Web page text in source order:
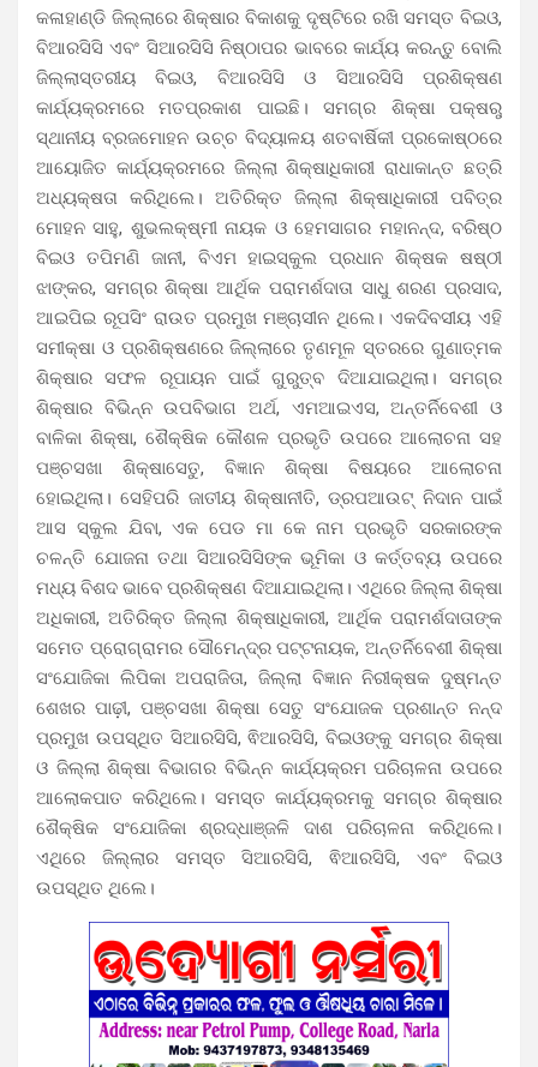
କଳାହାଣ୍ଡି ଜିଲ୍ଲାରେ ଶିକ୍ଷାର ବିକାଶକୁ ଦୃଷ୍ଟିରେ ରଖି ସମସ୍ତ ବିଇଓ,
ବିଆରସିସି ଏବଂ ସିଆରସିସି ନିଷ୍ଠାପର ଭାବରେ କାର୍ଯ୍ୟ କରନ୍ତୁ ବୋଲି
ଜିଲ୍ଲାସ୍ତରୀୟ ବିଇଓ, ବିଆରସିସି ଓ ସିଆରସିସି ପ୍ରଶିକ୍ଷଣ
କାର୍ଯ୍ୟକ୍ରମରେ ମତପ୍ରକାଶ ପାଇଛି। ସମଗ୍ର ଶିକ୍ଷା ପକ୍ଷରୁ
ସ୍ଥାନୀୟ ବ୍ରଜମୋହନ ଉଚ୍ଚ ବିଦ୍ୟାଳୟ ଶତବାର୍ଷିକୀ ପ୍ରକୋଷ୍ଠରେ
ଆୟୋଜିତ କାର୍ଯ୍ୟକ୍ରମରେ ଜିଲ୍ଲା ଶିକ୍ଷାଧିକାରୀ ରାଧାକାନ୍ତ ଛତ୍ରି
ଅଧ୍ୟକ୍ଷତା କରିଥିଲେ। ଅତିରିକ୍ତ ଜିଲ୍ଲା ଶିକ୍ଷାଧିକାରୀ ପବିତ୍ର
ମୋହନ ସାହୁ, ଶୁଭଲକ୍ଷ୍ମୀ ନାୟକ ଓ ହେମସାଗର ମହାନନ୍ଦ, ବରିଷ୍ଠ
ବିଇଓ ତପିମଣି ଜାନୀ, ବିଏମ ହାଇସ୍କୁଲ ପ୍ରଧାନ ଶିକ୍ଷକ ଷଷ୍ଠୀ
ଝାଙ୍କର, ସମଗ୍ର ଶିକ୍ଷା ଆର୍ଥିକ ପରାମର୍ଶଦାତା ସାଧୁ ଶରଣ ପ୍ରସାଦ,
ଆଇପିଇ ରୂପସିଂ ରାଉତ ପ୍ରମୁଖ ମଞ୍ଚାସୀନ ଥିଲେ। ଏକଦିବସୀୟ ଏହି
ସମୀକ୍ଷା ଓ ପ୍ରଶିକ୍ଷଣରେ ଜିଲ୍ଲାରେ ତୃଣମୂଳ ସ୍ତରରେ ଗୁଣାତ୍ମକ
ଶିକ୍ଷାର ସଫଳ ରୂପାୟନ ପାଇଁ ଗୁରୁତ୍ବ ଦିଆଯାଇଥିଲା। ସମଗ୍ର
ଶିକ୍ଷାର ବିଭିନ୍ନ ଉପବିଭାଗ ଅର୍ଥ, ଏମଆଇଏସ, ଅନ୍ତର୍ନିବେଶୀ ଓ
ବାଳିକା ଶିକ୍ଷା, ଶୈକ୍ଷିକ କୌଶଳ ପ୍ରଭୃତି ଉପରେ ଆଲୋଚନା ସହ
ପଞ୍ଚସଖା ଶିକ୍ଷାସେତୁ, ବିଜ୍ଞାନ ଶିକ୍ଷା ବିଷୟରେ ଆଲୋଚନା
ହୋଇଥିଲା। ସେହିପରି ଜାତୀୟ ଶିକ୍ଷାନୀତି, ଡ୍ରପଆଉଟ୍ ନିଦାନ ପାଇଁ
ଆସ ସ୍କୁଲ ଯିବା, ଏକ ପେଡ ମା କେ ନାମ ପ୍ରଭୃତି ସରକାରଙ୍କ
ଚଳନ୍ତି ଯୋଜନା ତଥା ସିଆରସିସିଙ୍କ ଭୂମିକା ଓ କର୍ତ୍ତବ୍ୟ ଉପରେ
ମଧ୍ୟ ବିଶଦ ଭାବେ ପ୍ରଶିକ୍ଷଣ ଦିଆଯାଇଥିଲା। ଏଥିରେ ଜିଲ୍ଲା ଶିକ୍ଷା
ଅଧିକାରୀ, ଅତିରିକ୍ତ ଜିଲ୍ଲା ଶିକ୍ଷାଧିକାରୀ, ଆର୍ଥିକ ପରାମର୍ଶଦାତାଙ୍କ
ସମେତ ପ୍ରୋଗ୍ରାମର ସୌମେନ୍ଦ୍ର ପଟ୍ଟନାୟକ, ଅନ୍ତର୍ନିବେଶୀ ଶିକ୍ଷା
ସଂଯୋଜିକା ଲିପିକା ଅପରାଜିତା, ଜିଲ୍ଲା ବିଜ୍ଞାନ ନିରୀକ୍ଷକ ଦୁଷ୍ମନ୍ତ
ଶେଖର ପାଢ଼ୀ, ପଞ୍ଚସଖା ଶିକ୍ଷା ସେତୁ ସଂଯୋଜକ ପ୍ରଶାନ୍ତ ନନ୍ଦ
ପ୍ରମୁଖ ଉପସ୍ଥିତ ସିଆରସିସି, ଵିଆରସିସି, ବିଇଓଙ୍କୁ ସମଗ୍ର ଶିକ୍ଷା
ଓ ଜିଲ୍ଲା ଶିକ୍ଷା ବିଭାଗର ବିଭିନ୍ନ କାର୍ଯ୍ୟକ୍ରମ ପରିଚାଳନା ଉପରେ
ଆଲୋକପାତ କରିଥିଲେ। ସମସ୍ତ କାର୍ଯ୍ୟକ୍ରମକୁ ସମଗ୍ର ଶିକ୍ଷାର
ଶୈକ୍ଷିକ ସଂଯୋଜିକା ଶ୍ରଦ୍ଧାଞ୍ଜଳି ଦାଶ ପରିଚାଳନା କରିଥିଲେ।
ଏଥିରେ ଜିଲ୍ଲାର ସମସ୍ତ ସିଆରସିସି, ଵିଆରସିସି, ଏବଂ ବିଇଓ
ଉପସ୍ଥିତ ଥିଲେ।